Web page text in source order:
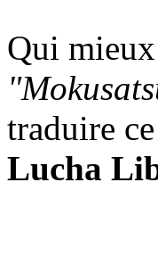
Qui
traduire
Lucha